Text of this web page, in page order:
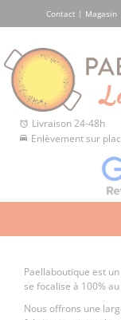
Contact | Magasin
Livraison 24-48h
Enlèvement sur
Paellaboutique est
se focalise à 100%
Nous offrons une